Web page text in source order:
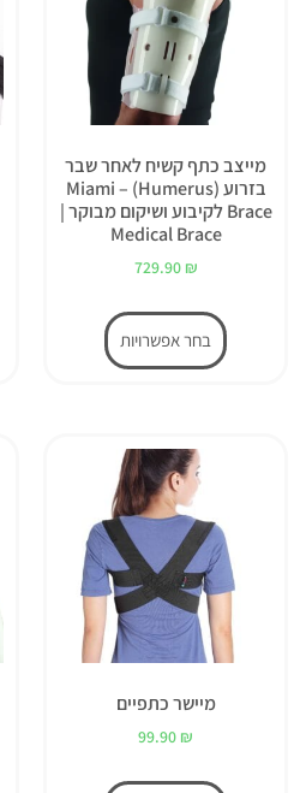
מייצב כתף קשיח לאחר שבר
בזרוע (Humerus) – Miami
Brace לקיבוע ושיקום מבוקר |
Medical Brace
729.90 ₪
בחר אפשרויות
מיישר כתפיים
99.90 ₪